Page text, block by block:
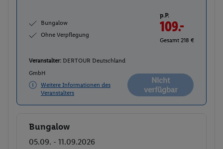
Bungalow
Ohne Verpflegung
p.P.
109.-
Gesamt 218 €
Veranstalter: DERTOUR Deutschland
GmbH
Weitere Informationen des
Veranstalters
Nicht
verfügbar
Buchen
Bungalow
05.09. - 11.09.2026